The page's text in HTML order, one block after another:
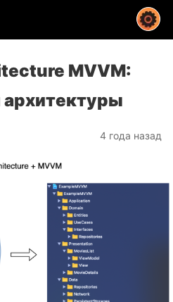
MVVM:
архитектуры
4 года назад